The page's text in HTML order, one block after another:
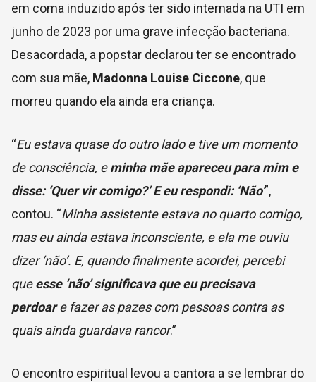
em coma induzido após ter sido internada na UTI em
junho de 2023 por uma grave infecção bacteriana.
Desacordada, a popstar declarou ter se encontrado
com sua mãe, Madonna Louise Ciccone, que
morreu quando ela ainda era criança.
“Eu estava quase do outro lado e tive um momento
de consciência, eminha mãe apareceu para mim e
disse: ‘Quer vir comigo?’ E eu respondi: ‘Não’”,
contou. “Minha assistente estava no quarto comigo,
mas eu ainda estava inconsciente, e ela me ouviu
dizer ‘não’. E, quando finalmente acordei, percebi
queesse ‘não’ significava que eu precisava
perdoare fazer as pazes com pessoas contra as
quais ainda guardava rancor.”
O encontro espiritual levou a cantora a se lembrar do